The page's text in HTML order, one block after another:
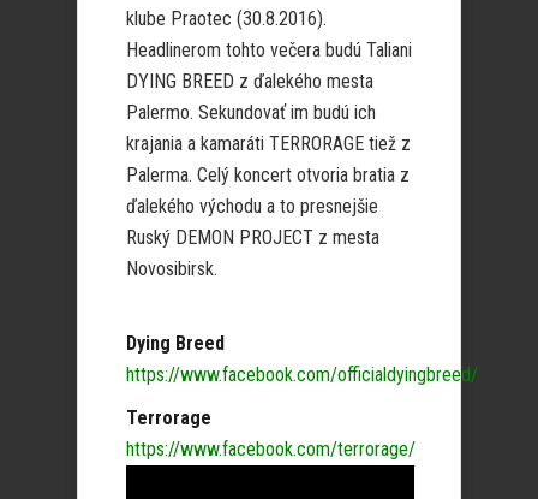
klube Praotec (30.8.2016).
Headlinerom tohto večera budú Taliani
DYING BREED z ďalekého mesta
Palermo. Sekundovať im budú ich
krajania a kamaráti TERRORAGE tiež z
Palerma. Celý koncert otvoria bratia z
ďalekého východu a to presnejšie
Ruský DEMON PROJECT z mesta
Novosibirsk.
Dying Breed
https://www.facebook.com/officialdyingbreed/
Terrorage
https://www.facebook.com/terrorage/